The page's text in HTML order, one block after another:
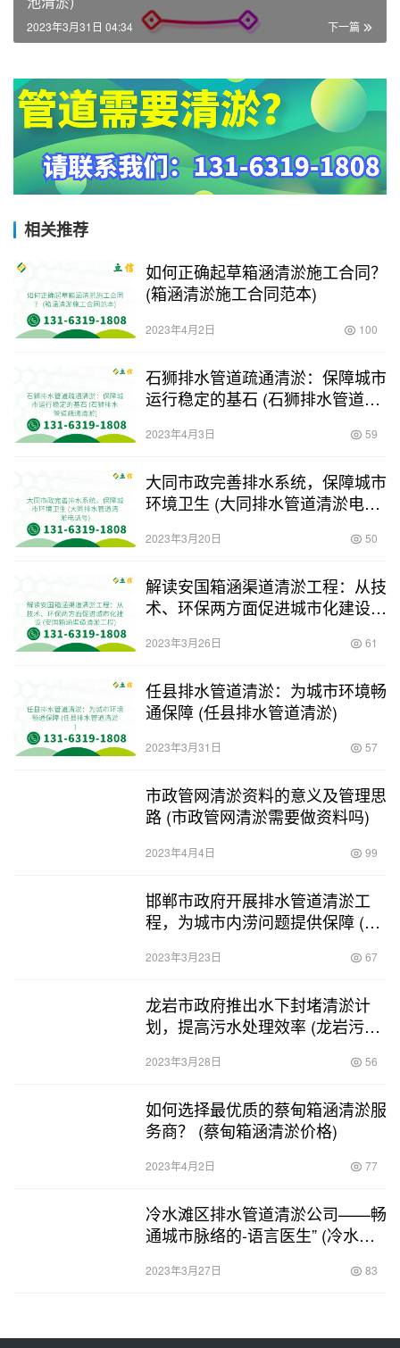
下一篇
2023年3月31日 04:34
相关推荐
如何正确起草箱涵清淤施工合同？
(箱涵清淤施工合同范本)
2023年4月2日 100
石狮排水管道疏通清淤：保障城市
运行稳定的基石 (石狮排水管道疏
2023年4月3日 59
大同市政完善排水系统，保障城市
环境卫生 (大同排水管道清淤电话
2023年3月20日 50
解读安国箱涵渠道清淤工程：从技
术、环保两方面促进城市化建设
2023年3月26日 61
任县排水管道清淤：为城市环境畅
通保障 (任县排水管道清淤)
2023年3月31日 57
市政管网清淤资料的意义及管理思
路 (市政管网清淤需要做资料吗)
2023年4月4日 99
邯郸市政府开展排水管道清淤工
程，为城市内涝问题提供保障 (邯
2023年3月23日 67
龙岩市政府推出水下封堵清淤计
划，提高污水处理效率 (龙岩污水
2023年3月28日 56
如何选择最优质的蔡甸箱涵清淤服
务商？ (蔡甸箱涵清淤价格)
2023年4月2日 77
冷水滩区排水管道清淤公司——畅
通城市脉络的-语言医生” (冷水滩
2023年3月27日 83